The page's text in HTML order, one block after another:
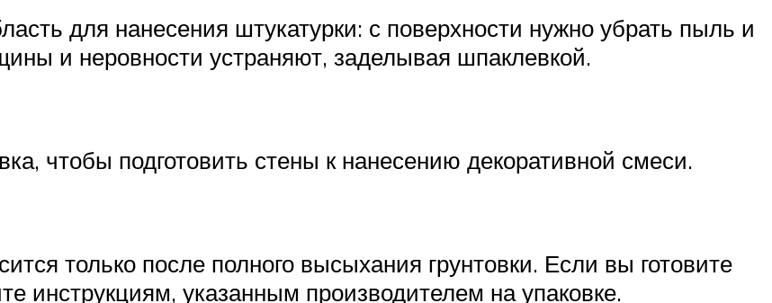
для нанесения штукатурки: с поверхности нужно убрать пыль и
и неровности устраняют, заделывая шпаклевкой.
чтобы подготовить стены к нанесению декоративной смеси.
только после полного высыхания грунтовки. Если вы готовите
инструкциям, указанным производителем на упаковке.